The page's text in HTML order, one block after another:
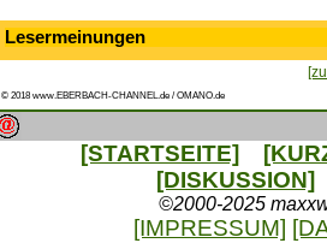
Lesermeinungen
© 2018 www.EBERBACH-CHANNEL.de / OMANO.de
[STARTSEITE]
[DISKUSSION]
©2000-2025
[IMPRESSUM]